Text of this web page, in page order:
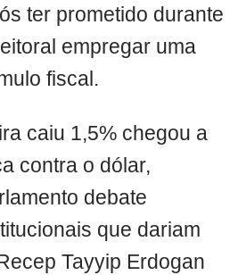
ter prometido durante
empregar uma
fiscal.
caiu 1,5% chegou a
contra o dólar,
debate
que dariam
Tayyip Erdogan